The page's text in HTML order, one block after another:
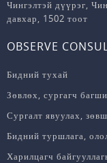
Чингэлтэй дүүрэг,
давхар, 1502 тоот
OBSERVE
Бидний тухай
Зөвлөх, сургагч
Сургалт явуулах,
Бидний туршлага,
Харилцагч